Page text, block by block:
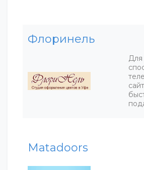
Флоринель
Для
Matadoors